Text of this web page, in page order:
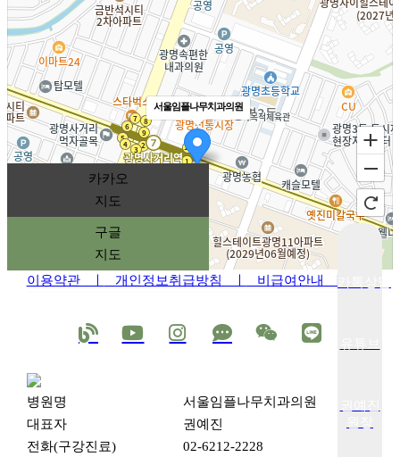
카카오
지도
구글
지도
서울임플나무치과의원
로드뷰
이용약관 ㅣ 개인정보취급방침 ㅣ 비급여안내 ㅣ
병원명
서울임플나무치과의원
대표자
권예진
전화(구강진료)
02-6212-2228